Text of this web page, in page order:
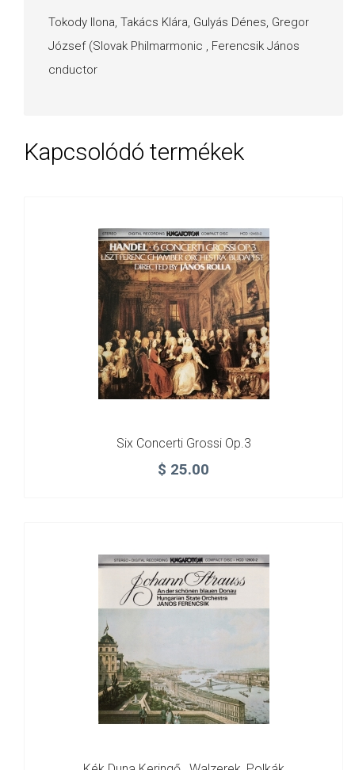
Tokody Ilona, Takács Klára, Gulyás Dénes, Gregor
József (Slovak Philmarmonic , Ferencsik János
cnductor
Kapcsolódó termékek
Six Concerti Grossi Op.3
$ 25.00